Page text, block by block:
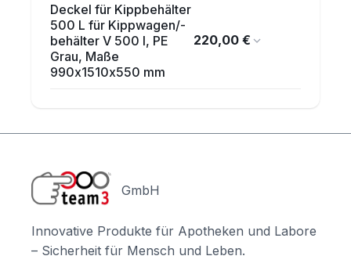
Deckel für Kippbehälter
500 L für Kippwagen/-
behälter V 500 l, PE
Grau, Maße
990x1510x550 mm
220,00 €
GmbH
Innovative Produkte für Apotheken und Labore
– Sicherheit für Mensch und Leben.